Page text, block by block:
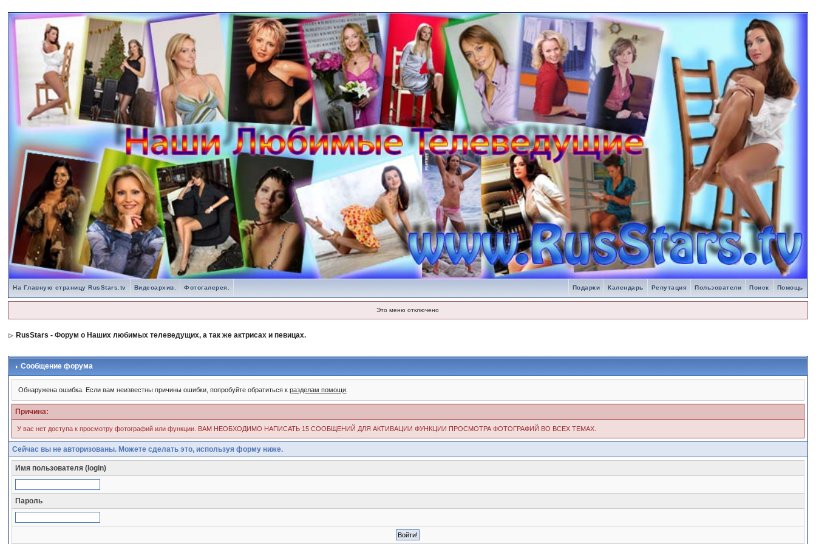
На Главную страницу RusStars.tv Помощь
Поиск
Пользователи
Репутация
Календарь
Подарки
Видеоархив. Фотогалерея.
Это меню отключено
RusStars - Форум о Наших любимых телеведущих, а так же актрисах и певицах.
Сообщение форума
Обнаружена ошибка. Если вам неизвестны причины ошибки, попробуйте обратиться кразделам помощи
Причина:
У вас нет доступа к просмотру фотографий или функции. ВАМ НЕОБХОДИМО НАПИСАТЬ 15 СООБЩЕНИЙ ДЛЯ АКТИВАЦИИ ФУНКЦИИ ПРОСМОТРА ФОТОГРАФИЙ ВО ВСЕХ ТЕМАХ.
Сейчас вы не авторизованы. Можете сделать это, используя форму ниже.
Имя пользователя (login)
Пароль